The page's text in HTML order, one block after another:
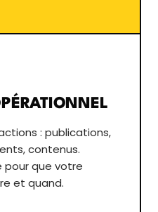
: publications,
contenus.
pour que votre
et quand.